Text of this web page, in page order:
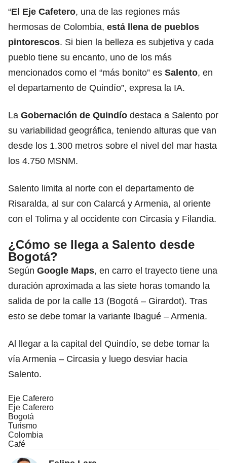
“El Eje Cafetero, una de las regiones más
hermosas de Colombia, está llena de pueblos
pintorescos. Si bien la belleza es subjetiva y cada
pueblo tiene su encanto, uno de los más
mencionados como el “más bonito” es Salento, en
el departamento de Quindío”, expresa la IA.
La Gobernación de Quindío destaca a Salento por
su variabilidad geográfica, teniendo alturas que van
desde los 1.300 metros sobre el nivel del mar hasta
los 4.750 MSNM.
Salento limita al norte con el departamento de
Risaralda, al sur con Calarcá y Armenia, al oriente
con el Tolima y al occidente con Circasia y Filandia.
¿Cómo se llega a Salento desde
Bogotá?
Según Google Maps, en carro el trayecto tiene una
duración aproximada a las siete horas tomando la
salida de por la calle 13 (Bogotá – Girardot). Tras
esto se debe tomar la variante Ibagué – Armenia.
Al llegar a la capital del Quindío, se debe tomar la
vía Armenia – Circasia y luego desviar hacia
Salento.
Eje Caferero
Eje Caferero
Bogotá
Turismo
Colombia
Café